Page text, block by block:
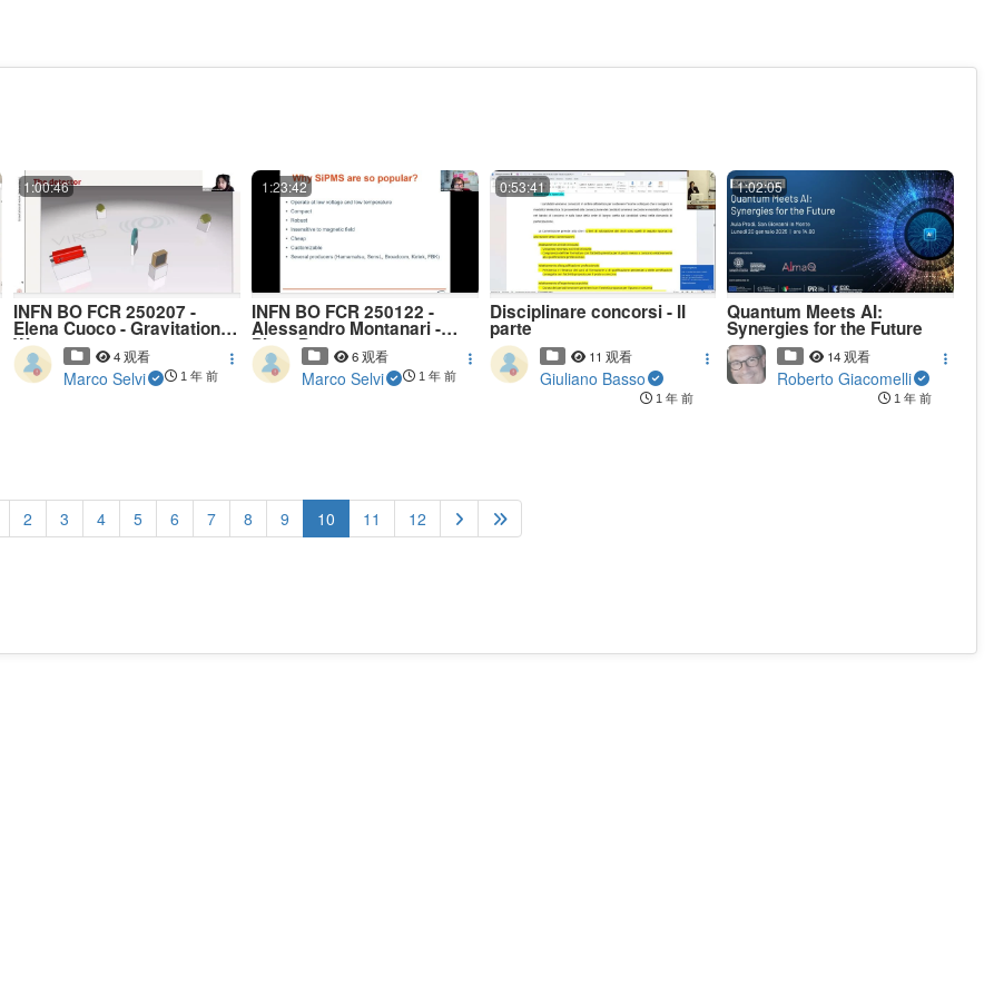
1:00:46
INFN BO FCR 250207 -
Elena Cuoco - Gravitational
Waves 4 观看
Marco Selvi 1 年 前
1:23:42
INFN BO FCR 250122 -
Alessandro Montanari -
PhotoDetectors
6 观看
Marco Selvi 1 年 前
0:53:41
Disciplinare concorsi - II
parte
11 观看
Giuliano Basso
1 年 前
1:02:05
Quantum Meets AI:
Synergies for the Future
14 观看
Roberto Giacomelli
1 年 前
2 3 4 5 6 7 8 9 10(current)
11 12